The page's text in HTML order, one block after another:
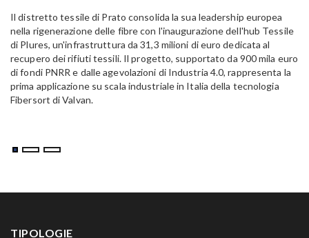
Il distretto tessile di Prato consolida la sua leadership europea
nella rigenerazione delle fibre con l'inaugurazione dell'hub Tessile
di Plures, un'infrastruttura da 31,3 milioni di euro dedicata al
recupero dei rifiuti tessili. Il progetto, supportato da 900 mila euro
di fondi PNRR e dalle agevolazioni di Industria 4.0, rappresenta la
prima applicazione su scala industriale in Italia della tecnologia
Fibersort di Valvan.
TIPOLOGIE